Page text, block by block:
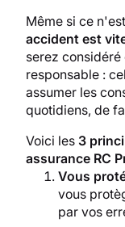
Même si ce
accident est
serez
responsable :
assumer les
quotidiens, de
Voici les 3
assurance RC
Vous
vous
par vos